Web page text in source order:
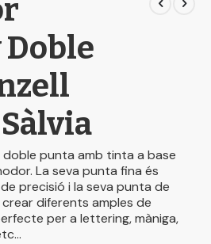
punta amb tinta a base
La seva punta fina és
precisió i la seva punta de
diferents amples de
per a lettering, màniga,